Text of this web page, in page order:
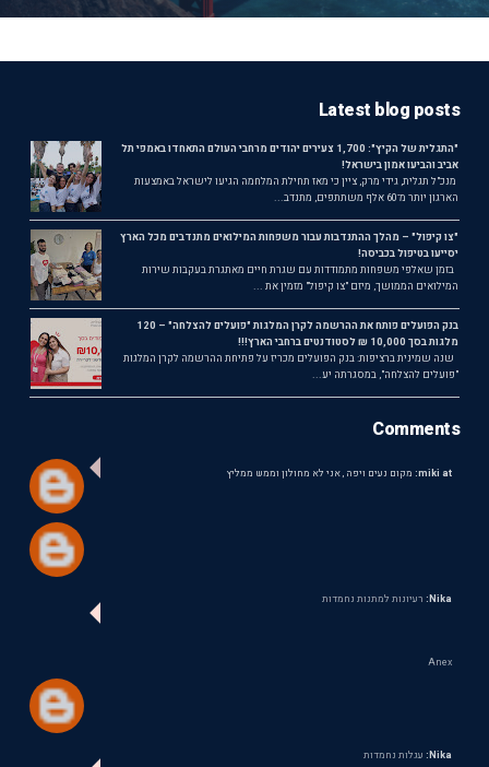
Latest blog posts
"התגלית של הקיץ": 1,700 צעירים יהודים מרחבי העולם התאחדו באמפי תל
אביב והביעו אמון בישראל!
מנכ"ל תגלית, גידי מרק, ציין כי מאז תחילת המלחמה הגיעו לישראל באמצעות
הארגון יותר מ־60 אלף משתתפים, מתנדב...
"צו קיפול" – מהלך ההתנדבות עבור משפחות המילואים מתנדבים מכל הארץ
יסייעו בטיפול בכביסה!
בזמן שאלפי משפחות מתמודדות עם שגרת חיים מאתגרת בעקבות שירות
המילואים הממושך, מיזם "צו קיפול" מזמין את ...
בנק הפועלים פותח את ההרשמה לקרן המלגות "פועלים להצלחה" – 120
מלגות בסך 10,000 ₪ לסטודנטים ברחבי הארץ!!!
שנה שמינית ברציפות: בנק הפועלים מכריז על פתיחת ההרשמה לקרן המלגות
"פועלים להצלחה", במסגרתה יע...
Comments
miki at: מקום נעים ויפה , אני לא מחולון וממש ממליץ
Nika: רעיונות למתנות נחמדות
Anex
Nika: עגלות נחמדות